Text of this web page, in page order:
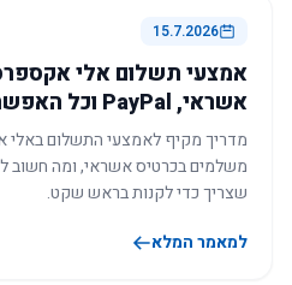
15.7.2026
אמצעי תשלום אלי
אשראי, PayPal וכל האפשרויות | Aliexpress
מדריך מקיף לאמצעי התשלום באלי
משלמים בכרטיס אשראי, ומה חשוב
שצריך כדי לקנות בראש שקט.
למאמר המלא